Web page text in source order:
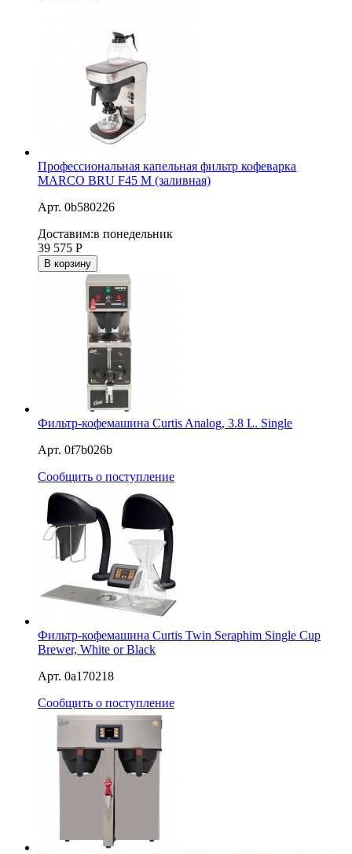
Профессиональная капельная фильтр кофеварка
MARCO BRU F45 M (заливная)
Арт. 0b580226
Доставим:в понедельник
39 575 Р
В корзину
Фильтр-кофемашина Curtis Analog, 3.8 L. Single
Арт. 0f7b026b
Сообщить о поступление
Фильтр-кофемашина Curtis Twin Seraphim Single Cup
Brewer, White or Black
Арт. 0a170218
Сообщить о поступление